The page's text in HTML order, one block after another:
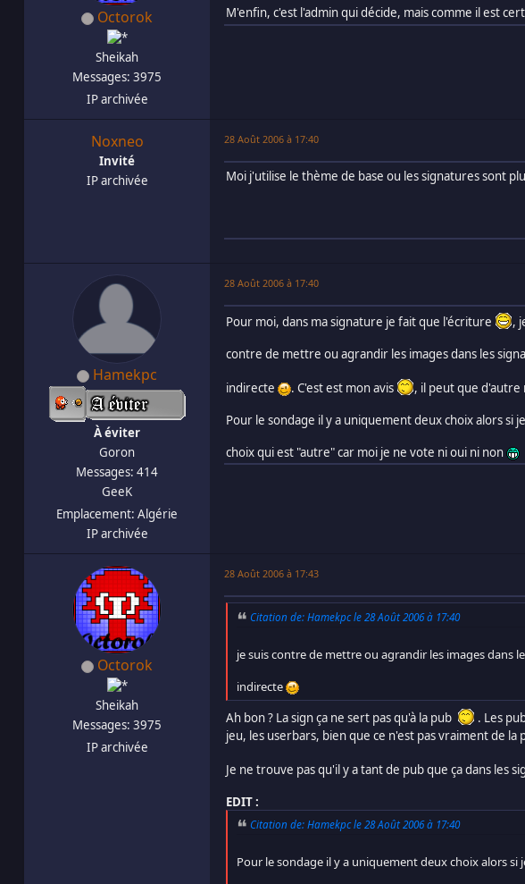
Octorok
Sheikah
Messages: 3975
IP archivée
M'enfin, c'est l'admin qui décide, mais comme il est
Noxneo
Invité
IP archivée
28 Août 2006 à 17:40
Moi j'utilise le thème de base ou les signatures sont
Hamekpc
À éviter
Goron
Messages: 414
GeeK
Emplacement: Algérie
IP archivée
28 Août 2006 à 17:40
Pour moi, dans ma signature je fait que l'écriture
,
contre de mettre ou agrandir les images dans les
indirecte . C'est est mon avis
, il peut que
Pour le sondage il y a uniquement deux choix alors si
choix qui est "autre" car moi je ne vote ni oui ni non
Octorok
Sheikah
Messages: 3975
IP archivée
28 Août 2006 à 17:43
Citation de: Hamekpc le 28 Août 2006 à 17:40
je suis contre de mettre ou agrandir les images dans
indirecte
Ah bon ? La sign ça ne sert pas qu'à la pub
. Les
jeu, les userbars, bien que ce n'est pas vraiment de la
Je ne trouve pas qu'il y a tant de pub que ça dans les
EDIT :
Citation de: Hamekpc le 28 Août 2006 à 17:40
Pour le sondage il y a uniquement deux choix alors si